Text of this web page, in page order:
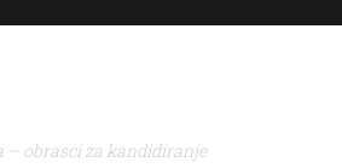
– obrasci za kandidiranje